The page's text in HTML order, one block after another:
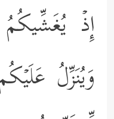
إِذۡ یُغَشِّیكُمُ
وَیُنَزِّلُ